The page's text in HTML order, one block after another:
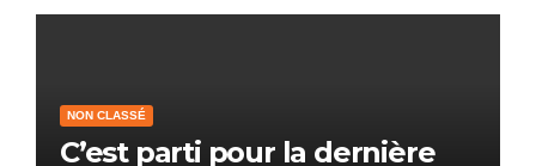
NON CLASSÉ
C’est parti pour la dernière